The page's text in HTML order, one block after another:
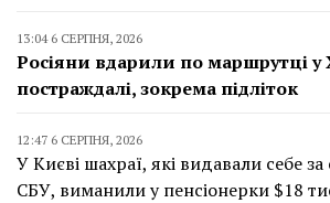
13:04 6 СЕРПНЯ, 2026
Росіяни вдарили по маршрутці у
постраждалі, зокрема підліток
12:47 6 СЕРПНЯ, 2026
У Києві шахраї, які видавали себе за
СБУ, виманили у пенсіонерки $18